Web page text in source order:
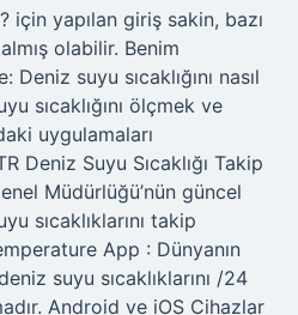
için yapılan giriş sakin, bazı
olabilir. Benim
Deniz suyu sıcaklığını nasıl
sıcaklığını ölçmek ve
uygulamaları
Deniz Suyu Sıcaklığı Takip
Müdürlüğü’nün güncel
sıcaklıklarını takip
App : Dünyanın
suyu sıcaklıklarını /24
Android ve iOS Cihazlar